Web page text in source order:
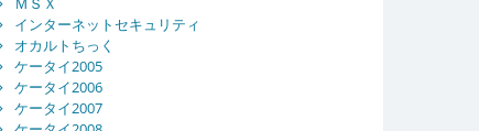
インターネットセキュリティ
オカルトちっく
ケータイ2005
ケータイ2006
ケータイ2007